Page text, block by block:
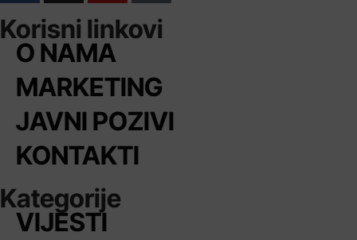
Korisni linkovi
O NAMA
MARKETING
JAVNI POZIVI
KONTAKTI
Kategorije
VIJESTI